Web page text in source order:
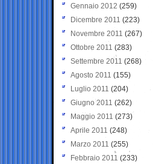
Gennaio 2012 (259)
Dicembre 2011 (223)
Novembre 2011 (267)
Ottobre 2011 (283)
Settembre 2011 (268)
Agosto 2011 (155)
Luglio 2011 (204)
Giugno 2011 (262)
Maggio 2011 (273)
Aprile 2011 (248)
Marzo 2011 (255)
Febbraio 2011 (233)